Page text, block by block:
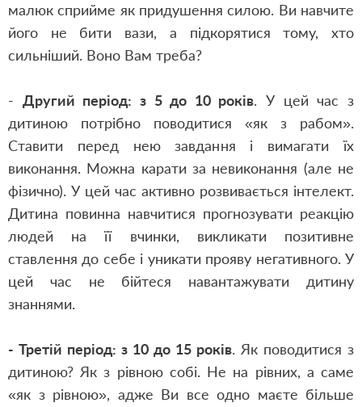
малюк сприйме як придушення силою. Ви навчите
його не бити вази, а підкорятися тому, хто
сильніший. Воно Вам треба?
- Другий період: з 5 до 10 років. У цей час з
дитиною потрібно поводитися «як з рабом».
Ставити перед нею завдання і вимагати їх
виконання. Можна карати за невиконання (але не
фізично). У цей час активно розвивається інтелект.
Дитина повинна навчитися прогнозувати реакцію
людей на її вчинки, викликати позитивне
ставлення до себе і уникати прояву негативного. У
цей час не бійтеся навантажувати дитину
знаннями.
- Третій період: з 10 до 15 років. Як поводитися з
дитиною? Як з рівною собі. Не на рівних, а саме
«як з рівною», адже Ви все одно маєте більше